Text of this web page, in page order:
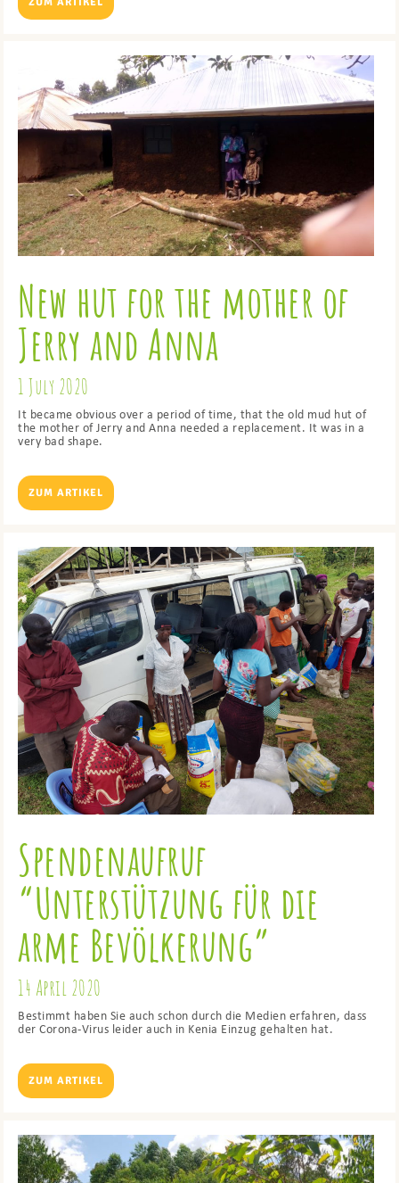
New hut for the mother of
Jerry and Anna
1 July 2020
It became obvious over a period of time, that the old mud hut of
the mother of Jerry and Anna needed a replacement. It was in a
very bad shape.
ZUM ARTIKEL
Spendenaufruf
“Unterstützung für die
arme Bevölkerung”
14 April 2020
Bestimmt haben Sie auch schon durch die Medien erfahren, dass
der Corona-Virus leider auch in Kenia Einzug gehalten hat.
ZUM ARTIKEL